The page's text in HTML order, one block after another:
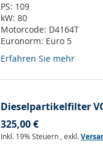
PS: 109
kW:80
Motorcode: D4164T
Euronorm: Euro 5
Erfahren Sie mehr
Dieselpartikelfilter
325,00 €
Inkl. 19% Steuern ,exkl.